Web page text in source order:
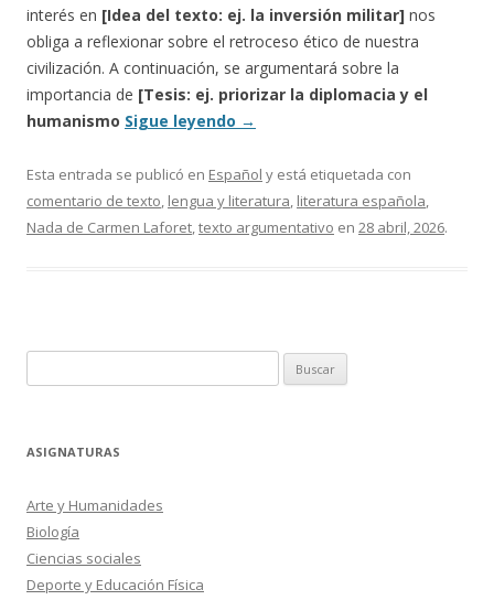
interés en [Idea del texto: ej. la inversión militar] nos
obliga a reflexionar sobre el retroceso ético de nuestra
civilización. A continuación, se argumentará sobre la
importancia de [Tesis: ej. priorizar la diplomacia y el
humanismo Sigue leyendo →
Esta entrada se publicó en Español y está etiquetada con
comentario de texto, lengua y literatura, literatura española,
Nada de Carmen Laforet,texto argumentativo en 28 abril, 2026.
ASIGNATURAS
Arte y Humanidades
Biología
Ciencias sociales
Deporte y Educación Física